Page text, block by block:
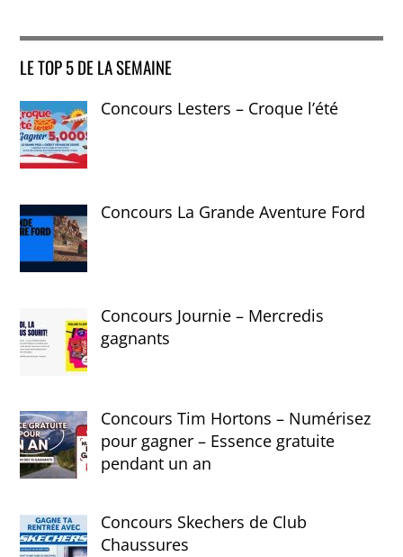
LE TOP 5 DE LA SEMAINE
Concours Lesters – Croque l’été
Concours La Grande Aventure Ford
Concours Journie – Mercredis
gagnants
Concours Tim Hortons – Numérisez
pour gagner – Essence gratuite
pendant un an
Concours Skechers de Club
Chaussures